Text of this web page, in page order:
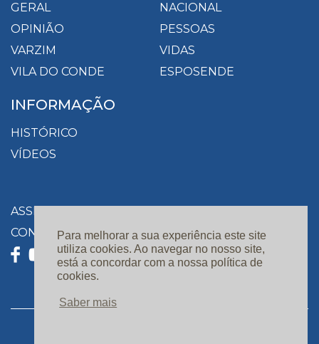
Para melhorar a sua experiência este site
utiliza cookies. Ao navegar no nosso site,
está a concordar com a nossa política de
cookies.
Saber mais
GERAL
NACIONAL
OPINIÃO
PESSOAS
VARZIM
VIDAS
VILA DO CONDE
ESPOSENDE
INFORMAÇÃO
HISTÓRICO
VÍDEOS
ASSINATURAS
CONTACTOS